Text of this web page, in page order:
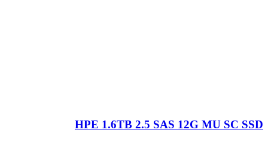
HPE 1.6TB 2.5 SAS 12G MU SC SSD